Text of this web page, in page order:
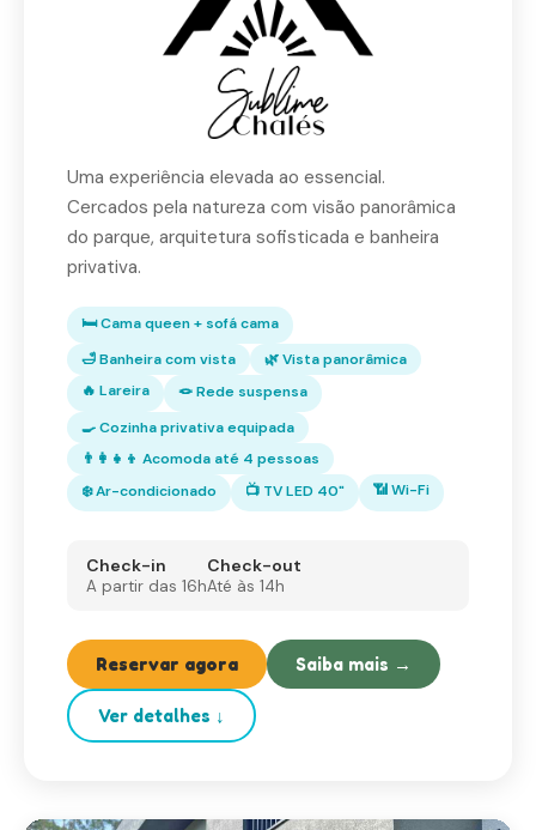
Uma experiência elevada ao essencial.
Cercados pela natureza com visão panorâmica
do parque, arquitetura sofisticada e banheira
privativa.
🛏 Cama queen + sofá cama
🛁 Banheira com vista
🌿 Vista panorâmica
🔥 Lareira
🪢 Rede suspensa
🍳 Cozinha privativa equipada
👨‍👩‍👧‍👦 Acomoda até 4 pessoas
❄️ Ar-condicionado
📺 TV LED 40" 📶 Wi-Fi
Check-in
A partir das 16h
Check-out
Até às 14h
Reservar agora Saiba mais →
Ver detalhes ↓